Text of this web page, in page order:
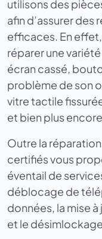
utilisons des
afin d’assurer des
efficaces. En
réparer une
écran cassé,
problème de son
vitre tactile
et bien plus
Outre la
certifiés vous
éventail de
déblocage de
données, la mise
et le